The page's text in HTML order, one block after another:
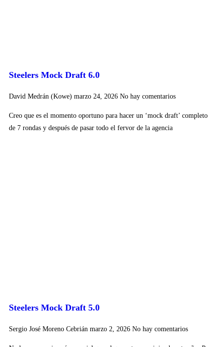
Steelers Mock Draft 6.0
David Medrán (Kowe) marzo 24, 2026 No hay comentarios
Creo que es el momento oportuno para hacer un ‘mock draft’ completo
de 7 rondas y después de pasar todo el fervor de la agencia
Steelers Mock Draft 5.0
Sergio José Moreno Cebrián marzo 2, 2026 No hay comentarios